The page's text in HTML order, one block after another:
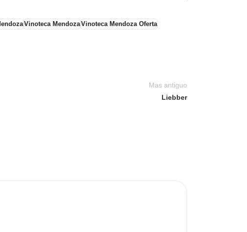
Vinoteca MendozaVinoteca Mendoza Oferta
Mas antiguo
Liebber